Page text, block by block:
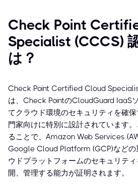
Check Point
Specialist (CCCS)
は？
Check Point Certified Cloud
は、Check PointのCloudGuard IaaS
てクラウド環境のセキュリティを確
門家向けに特別に設計されています
ることで、Amazon Web Services
Google Cloud Platform (GCP)などの
ウドプラットフォームのセキュリテ
開、管理する能力が証明されます。